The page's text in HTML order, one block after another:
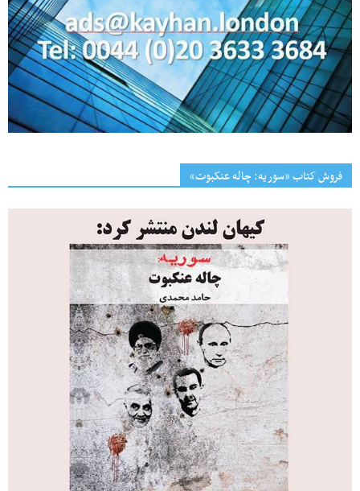
فروش کتاب «سوریه: چاله عنکبوت»